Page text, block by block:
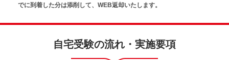
でに到着した分は添削して、WEB返却いたします。
自宅受験の流れ・実施要項